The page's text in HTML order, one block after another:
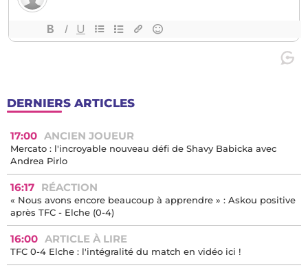
DERNIERS ARTICLES
17:00 ANCIEN JOUEUR
Mercato : l'incroyable nouveau défi de Shavy Babicka avec
Andrea Pirlo
16:17 RÉACTION
« Nous avons encore beaucoup à apprendre » : Askou positive
après TFC - Elche (0-4)
16:00 ARTICLE À LIRE
TFC 0-4 Elche : l'intégralité du match en vidéo ici !